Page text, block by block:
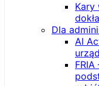
Kary
Dla
AI